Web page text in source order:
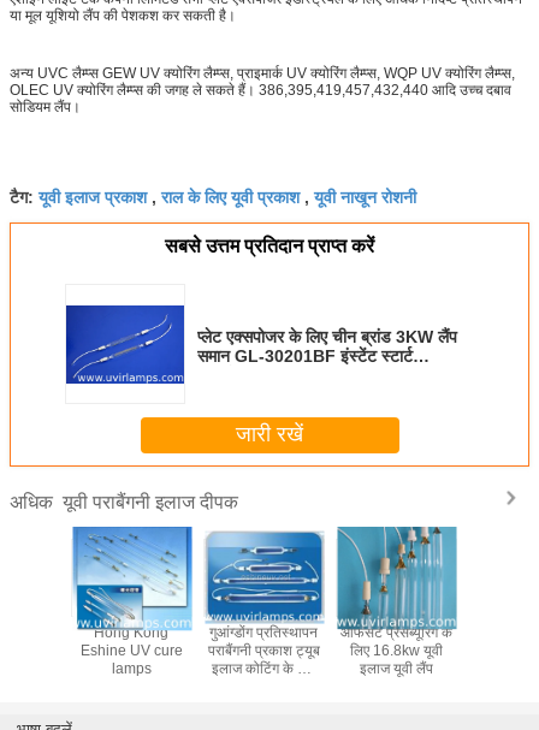
या मूल यूशियो लैंप की पेशकश कर सकती है।
अन्य UVC लैम्प्स GEW UV क्योरिंग लैम्प्स, प्राइमार्क UV क्योरिंग लैम्प्स, WQP UV क्योरिंग लैम्प्स,
OLEC UV क्योरिंग लैम्प्स की जगह ले सकते हैं। 386,395,419,457,432,440 आदि उच्च दबाव
सोडियम लैंप।
टैग:यूवी इलाज प्रकाश,राल के लिए यूवी प्रकाश,यूवी नाखून रोशनी
सबसे उत्तम प्रतिदान प्राप्त करें
प्लेट एक्सपोजर के लिए चीन ब्रांड 3KW लैंप
समान GL-30201BF इंस्टेंट स्टार्ट
जारी रखें
अधिक यूवी पराबैंगनी इलाज दीपक
Hong Kong
Eshine UV cure
lamps
गुआंग्डोंग प्रतिस्थापन
पराबैंगनी प्रकाश ट्यूब
इलाज कोटिंग के लिए
ऑफसेट प्रेसब्यूरिंग के
लिए 16.8kw यूवी
इलाज यूवी लैंप